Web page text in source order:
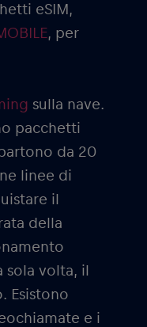
eSIM,
, per
sulla nave.
pacchetti
da 20
linee di
il
della
sola volta, il
Esistono
e i